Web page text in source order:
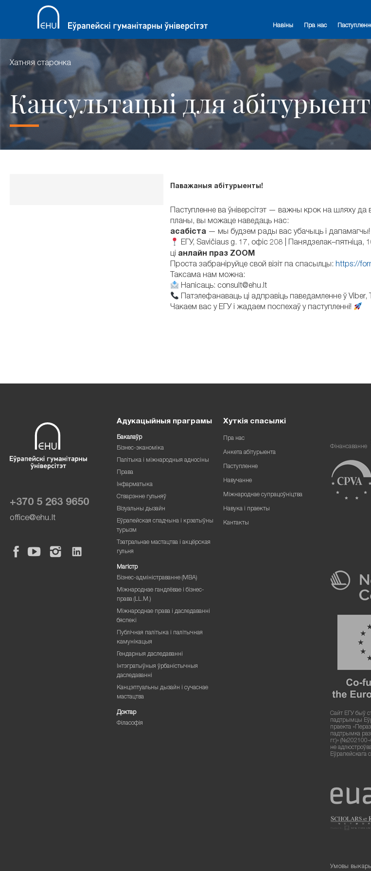
Навіны Пра нас
Хатняя старонка
Кансультацыі для
Паважаныя абітурыенты!
Паступленне ва ўніверсітэт — важны крок на шляху да
планы, вы можаце наведаць нас:
асабіста — мы будзем рады вас убачыць і дапамагчы!
ЕГУ, Savičiaus g. 17, офіс 208 | Панядзелак–пятніца,
ці анлайн праз ZOOM
Проста забраніруйце свой візіт па спасылцы: https://
Таксама нам можна:
Напісаць: consult@ehu.lt
Патэлефанаваць ці адправіць паведамленне ў
Чакаем вас у ЕГУ і жадаем поспехаў у паступленні!
+370 5 263 9650
office@ehu.lt
Адукацыйныя праграмы
Бакалаўр
Бізнес-эканоміка
Палітыка і міжнародныя адносіны
Права
Інфарматыка
Стварэнне гульняў
Візуальны дызайн
Еўрапейская спадчына і крэатыўны
турызм
Тэатральнае мастацтва і акцёрская
гульня
Магістр
Бізнес-адміністраванне (MBA)
Міжнароднае гандлёвае і бізнес-
права (LL.M.)
Міжнароднае права і даследаванні
бяспекі
Публічная палітыка і палітычная
камунікацыя
Гендарныя даследаванні
Інтэгратыўныя ўрбаністычныя
даследаванні
Канцэптуальны дызайн і сучаснае
мастацтва
Доктар
Філасофія
Хуткія спасылкі
Пра нас
Анкета абітурыента
Паступленне
Навучанне
Міжнароднае супрацоўніцтва
Навука і праекты
Кантакты
Фінансаванне
Сайт ЕГУ быў
падтрымцы
праекта
падтрымка
гг.)»
не
Еўрапейскага
Умовы